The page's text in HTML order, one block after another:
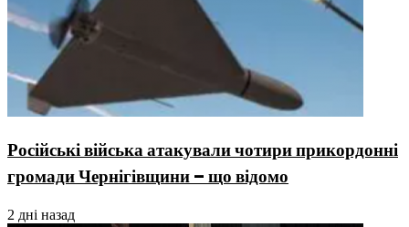
Російські війська атакували чотири прикордонні
громади Чернігівщини – що відомо
2 дні назад